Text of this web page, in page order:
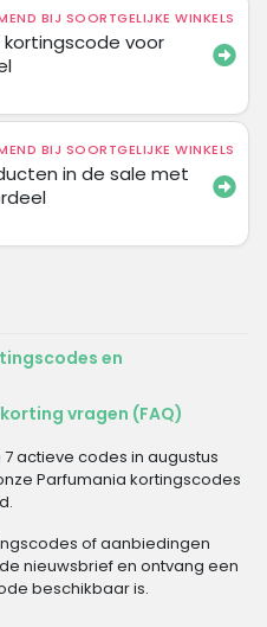
BIJ SOORTGELIJKE WINKELS
kortingscode voor
BIJ SOORTGELIJKE WINKELS
in de sale met
en
vragen (FAQ)
actieve codes in augustus
Parfumania kortingscodes
of aanbiedingen
nieuwsbrief en ontvang een
beschikbaar is.